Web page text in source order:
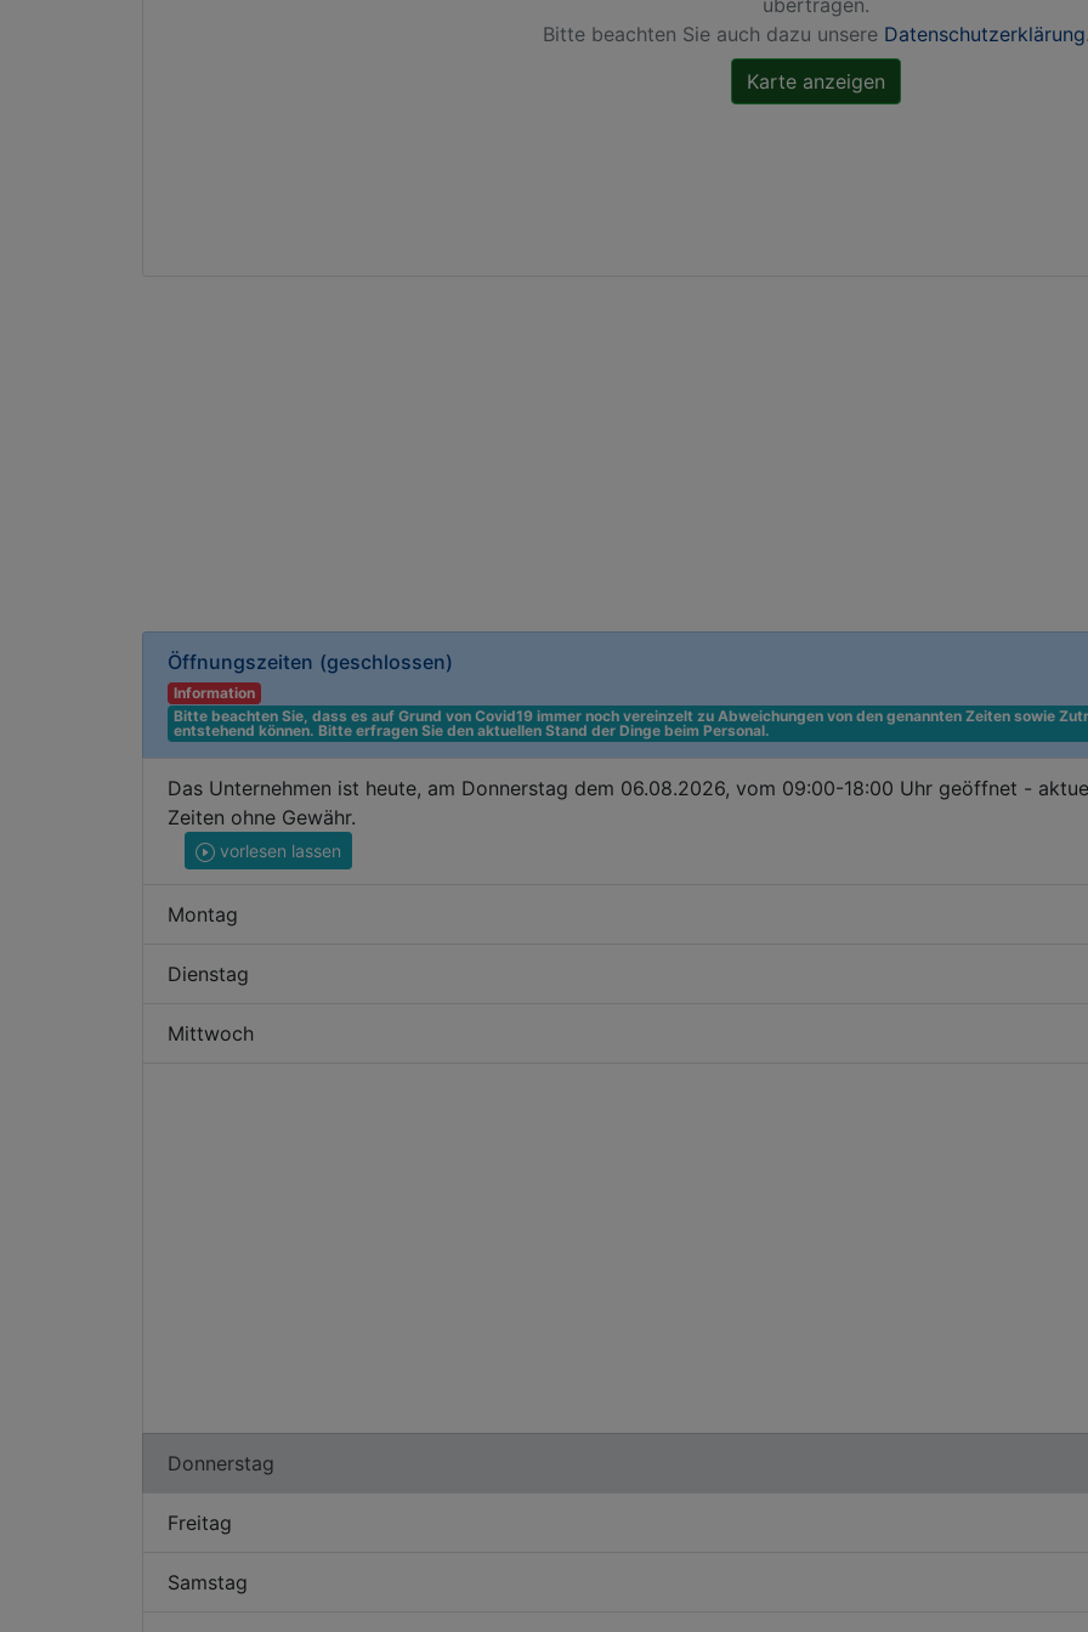
Öffnungszeiten (geschlossen)
Information
Bitte beachten Sie, dass es auf Grund von Covid19 immer noch vereinzelt zu Abweichungen von den genannten Zeiten sowie
entstehend können. Bitte erfragen Sie den aktuellen Stand der Dinge beim Personal.
Das Unternehmen ist heute, am Donnerstag dem 06.08.2026, vom 09:00-18:00 Uhr geöffnet -
Zeiten ohne Gewähr.
vorlesen lassen
Montag
Dienstag
Mittwoch
Donnerstag
Freitag
Samstag
übertragen.
Bitte beachten Sie auch dazu unsere Datenschutzerklärung